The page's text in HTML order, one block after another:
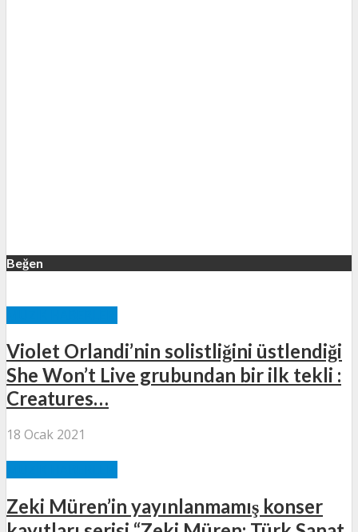
Beğen
Violet Orlandi’nin solistliğini üstlendiği
She Won’t Live grubundan bir ilk tekli :
Creatures…
18 Ocak 2021
Zeki Müren’in yayınlanmamış konser